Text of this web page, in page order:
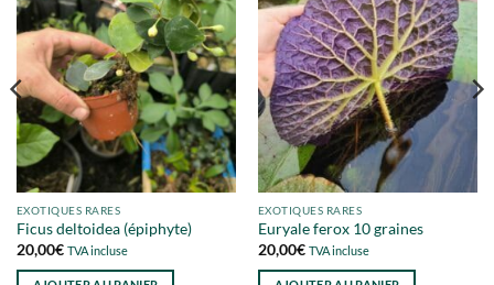
EXOTIQUES RARES
Ficus deltoidea (épiphyte)
20,00€ TVA incluse
EXOTIQUES RARES
Euryale ferox 10 graines
20,00€ TVA incluse